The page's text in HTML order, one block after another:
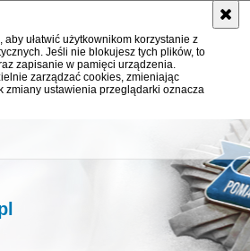
ułatwić użytkownikom korzystanie z
Jeśli nie blokujesz tych plików, to
zapisanie w pamięci urządzenia.
zarządzać cookies, zmieniając
zmiany ustawienia przeglądarki oznacza